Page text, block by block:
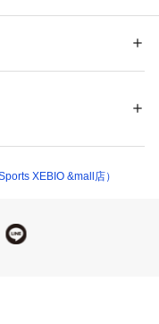
わたり幅】33cm
ップ】116cm 【股
ップ】123cm 【股
ットを使用した7イン
XEBIO &mall店）